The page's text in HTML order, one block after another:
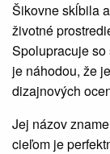
Šikovne skĺbila
životné
Spolupracuje
je náhodou, že
dizajnových
Jej názov
cieľom je